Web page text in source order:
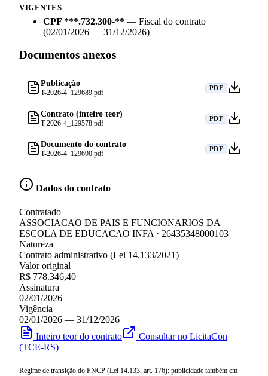
VIGENTES
CPF ***.732.300-** — Fiscal do contrato
(02/01/2026 — 31/12/2026)
Documentos anexos
Publicação
T-2026-4_129689.pdf
PDF
Contrato (inteiro teor)
T-2026-4_129578.pdf
PDF
Documento do contrato
T-2026-4_129690.pdf
PDF
Dados do contrato
Contratado
ASSOCIACAO DE PAIS E FUNCIONARIOS DA
ESCOLA DE EDUCACAO INFA · 26435348000103
Natureza
Contrato administrativo (Lei 14.133/2021)
Valor original
R$ 778.346,40
Assinatura
02/01/2026
Vigência
02/01/2026 — 31/12/2026
Inteiro teor do contrato
Consultar no LicitaCon
(TCE-RS)
Regime de transição do PNCP (Lei 14.133, art. 176): publicidade também em